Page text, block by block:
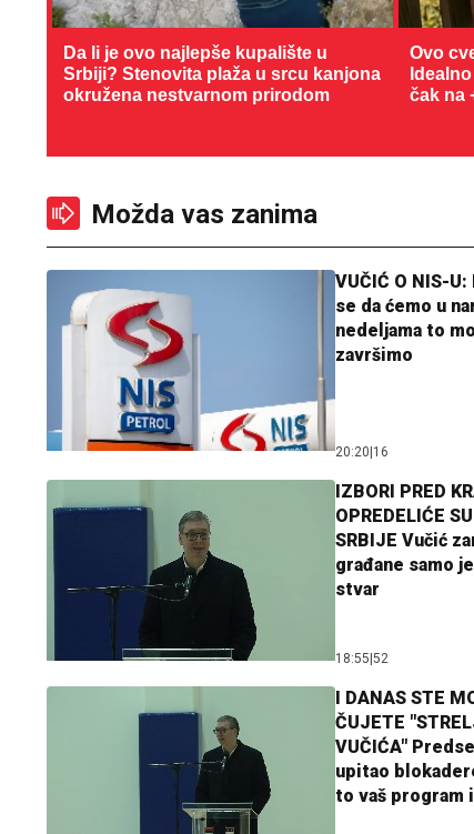
Da li je ovo najlepše kupalište u
Srbiji? Stenovita plaža u srcu kanjona
okružena nestvarnom prirodom
Ovo
čak na
Možda vas zanima
VUČIĆ O NIS-U:
se da ćemo u
nedeljama to
završimo
20:20 16
IZBORI PRED
OPREDELIĆE
SRBIJE Vučić
građane samo
stvar
18:55 52
I DANAS STE
ČUJETE
VUČIĆA"
upitao
to vaš program